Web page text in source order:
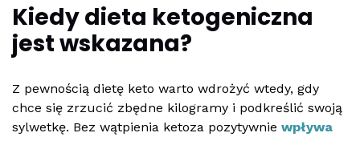
Kiedy dieta ketogeniczna
jest wskazana?
Z pewnością dietę keto warto wdrożyć wtedy, gdy
chce się zrzucić zbędne kilogramy i podkreślić swoją
sylwetkę. Bez wątpienia ketoza pozytywnie wpływa